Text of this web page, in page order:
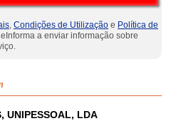
, Condições de Utilização e Política de
a enviar informação sobre
UNIPESSOAL, LDA